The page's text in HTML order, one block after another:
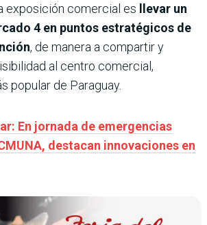
exposición comercial es llevar un
4 en puntos estratégicos de
, de manera a compartir y
al centro comercial,
popular de Paraguay.
En jornada de emergencias
destacan innovaciones en